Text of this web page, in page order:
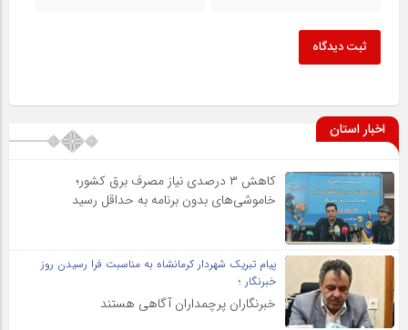
ثبت دیدگاه
اخبار استان
کاهش ۳ درصدی نیاز مصرف برق کشور؛
خاموشی‌های بدون برنامه به حداقل رسید
پیام تبریک شهردار کرمانشاه به مناسبت فرا رسیدن روز
خبرنگار ؛
خبرنگاران پرچمداران آگاهی هستند